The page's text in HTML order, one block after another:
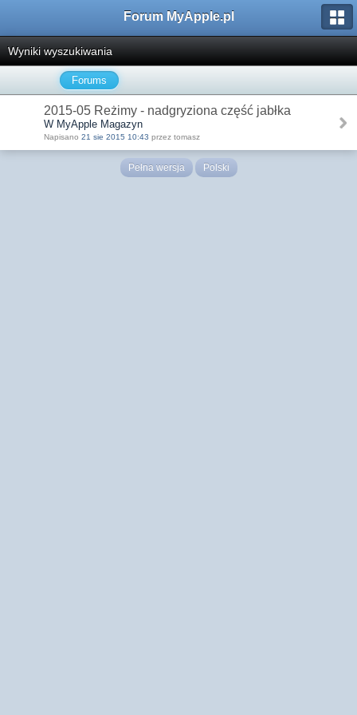
Forum MyApple.pl
Wyniki wyszukiwania
Forums
2015-05 Reżimy - nadgryziona część jabłka
W MyApple Magazyn
Napisano 21 sie 2015 10:43 przez tomasz
Pełna wersja Polski